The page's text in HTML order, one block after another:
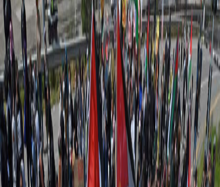
Lensa
Iqtishodia
Sastra
Literasi Umat